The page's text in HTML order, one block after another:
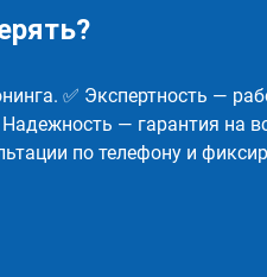
✅ Экспертность —
— гарантия на
по телефону и